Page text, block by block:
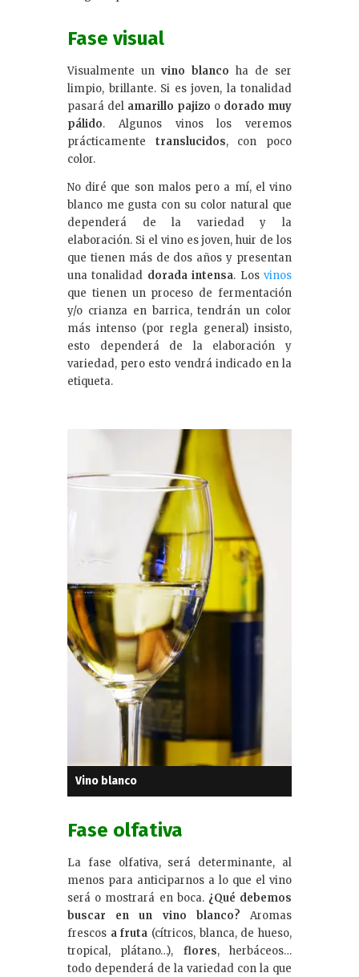
Fase visual
Visualmente un vino blanco ha de ser
limpio, brillante. Si es joven, la tonalidad
pasará del amarillo pajizo o dorado muy
pálido. Algunos vinos los veremos
prácticamente translucidos, con poco
color.
No diré que son malos pero a mí, el vino
blanco me gusta con su color natural que
dependerá de la variedad y la
elaboración. Si el vino es joven, huir de los
que tienen más de dos años y presentan
una tonalidad dorada intensa. Losvinos
que tienen un proceso de fermentación
y/o crianza en barrica, tendrán un color
más intenso (por regla general) insisto,
esto dependerá de la elaboración y
variedad, pero esto vendrá indicado en la
etiqueta.
Vino blanco
Fase olfativa
La fase olfativa, será determinante, al
menos para anticiparnos a lo que el vino
será o mostrará en boca. ¿Qué debemos
buscar en un vino blanco? Aromas
frescos a fruta (cítricos, blanca, de hueso,
tropical, plátano…), flores, herbáceos…
todo dependerá de la variedad con la que